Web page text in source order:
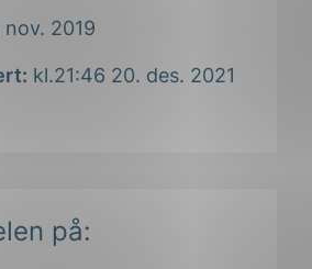
nov. 2019
kl.21:46 20. des. 2021
på: